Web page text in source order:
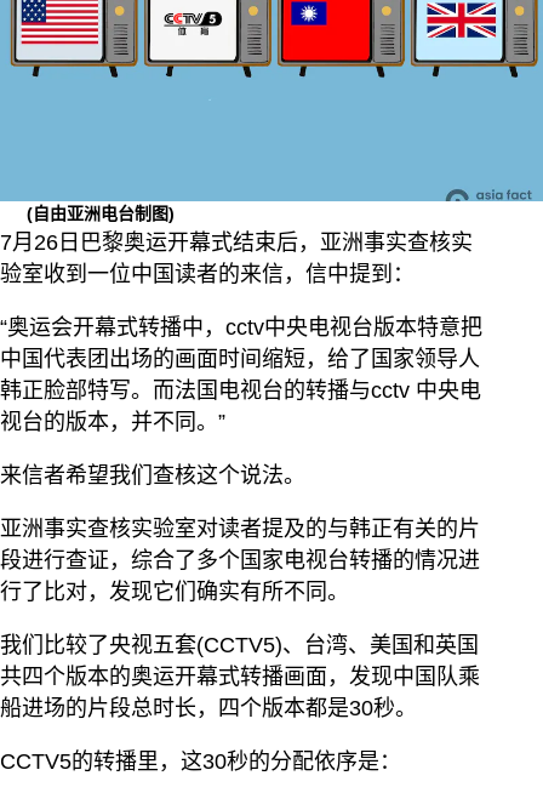
(自由亚洲电台制图)
7月26日巴黎奥运开幕式结束后，亚洲事实查核实
验室收到一位中国读者的来信，信中提到：
“奥运会开幕式转播中，cctv中央电视台版本特意把
中国代表团出场的画面时间缩短，给了国家领导人
韩正脸部特写。而法国电视台的转播与cctv 中央电
视台的版本，并不同。”
来信者希望我们查核这个说法。
亚洲事实查核实验室对读者提及的与韩正有关的片
段进行查证，综合了多个国家电视台转播的情况进
行了比对，发现它们确实有所不同。
我们比较了央视五套(CCTV5)、台湾、美国和英国
共四个版本的奥运开幕式转播画面，发现中国队乘
船进场的片段总时长，四个版本都是30秒。
CCTV5的转播里，这30秒的分配依序是：